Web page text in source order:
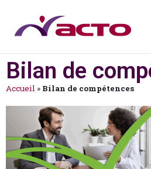
Bilan de
Accueil » Bilan de compétences